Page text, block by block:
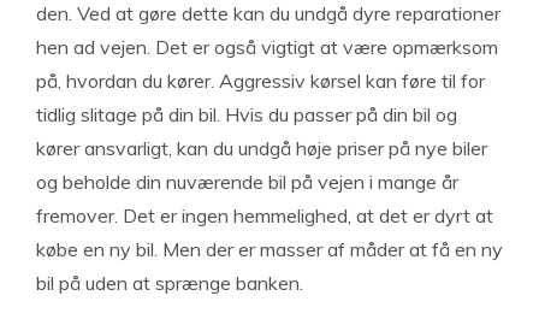
den. Ved at gøre dette kan du undgå dyre reparationer
hen ad vejen. Det er også vigtigt at være opmærksom
på, hvordan du kører. Aggressiv kørsel kan føre til for
tidlig slitage på din bil. Hvis du passer på din bil og
kører ansvarligt, kan du undgå høje priser på nye biler
og beholde din nuværende bil på vejen i mange år
fremover. Det er ingen hemmelighed, at det er dyrt at
købe en ny bil. Men der er masser af måder at få en ny
bil på uden at sprænge banken.